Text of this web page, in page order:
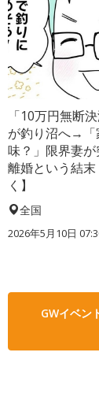
「10万円無断
が釣り沼へ→「
味？」限界妻
離婚という結
く】
全国
2026年5月10日
GWイベン